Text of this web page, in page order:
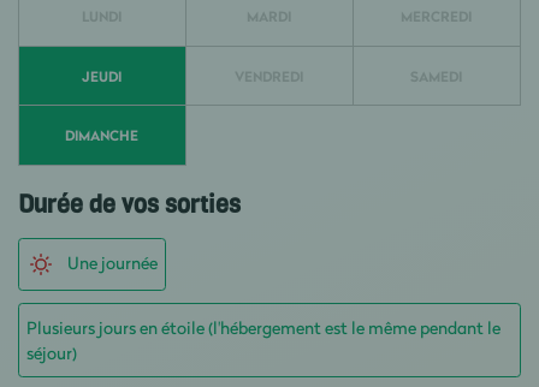
LUNDI MARDI MERCREDI
JEUDI VENDREDI SAMEDI
DIMANCHE
Durée de vos sorties
Une journée
Plusieurs jours en étoile (l'hébergement est le même pendant le
séjour)